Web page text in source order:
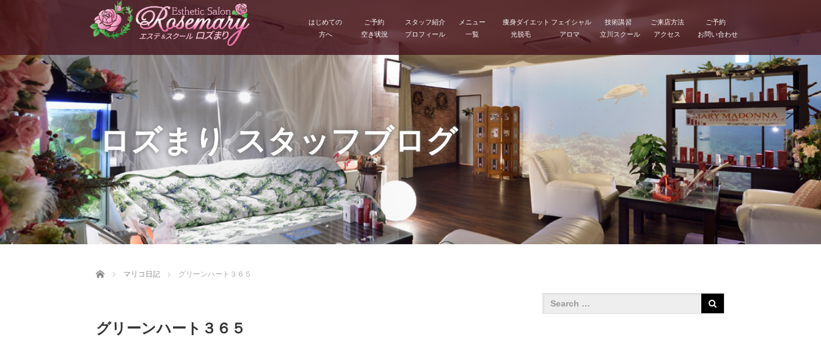
はじめての
方へ
ご予約
空き状況
スタッフ紹介
プロフィール
メニュー
一覧
痩身ダイエット
光脱毛
フェイシャル
アロマ
技術講習
立川スクール
ご来店方法
アクセス
ご予約
お問い合わせ
ロズまり スタッフブログ
Home マリコ日記 グリーンハート３６５
グリーンハート３６５